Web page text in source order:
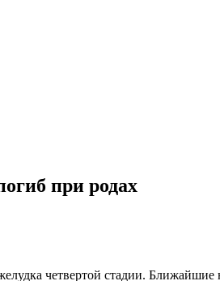
при родах
четвертой стадии. Ближайшие